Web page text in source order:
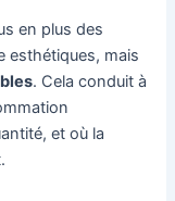
en plus des
esthétiques, mais
. Cela conduit à
et où la